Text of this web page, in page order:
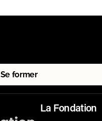
Se former
La Fondation